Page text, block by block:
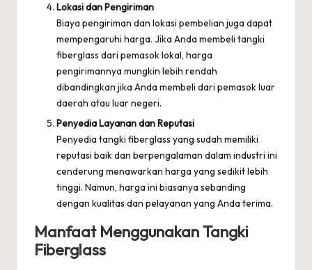
Lokasi dan Pengiriman
Biaya pengiriman dan lokasi pembelian juga dapat
mempengaruhi harga. Jika Anda membeli tangki
fiberglass dari pemasok lokal, harga
pengirimannya mungkin lebih rendah
dibandingkan jika Anda membeli dari pemasok luar
daerah atau luar negeri.
Penyedia Layanan dan Reputasi
Penyedia tangki fiberglass yang sudah memiliki
reputasi baik dan berpengalaman dalam industri ini
cenderung menawarkan harga yang sedikit lebih
tinggi. Namun, harga ini biasanya sebanding
dengan kualitas dan pelayanan yang Anda terima.
Manfaat Menggunakan Tangki
Fiberglass